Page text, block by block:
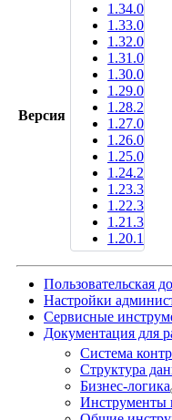
Версия
1.34.0
1.33.0
1.32.0
1.31.0
1.30.0
1.29.0
1.28.2
1.27.0
1.26.0
1.25.0
1.24.2
1.23.3
1.22.3
1.21.3
1.20.1
Пользовательская
Настройки
Сервисные
Документация для
Система
Структура
Бизнес-логика
Инструменты